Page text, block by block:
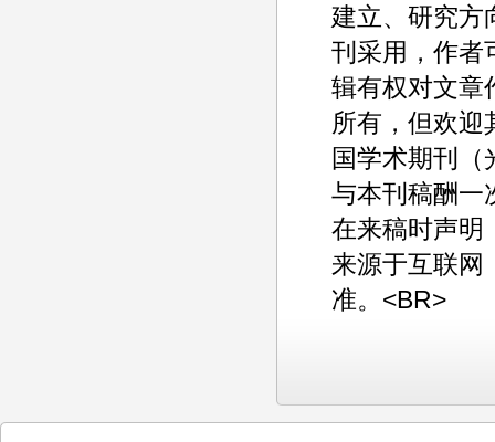
建立、研究方
刊采用，作者
辑有权对文章
所有，但欢迎
国学术期刊（
与本刊稿酬一
在来稿时声明
来源于互联网
准。<BR>